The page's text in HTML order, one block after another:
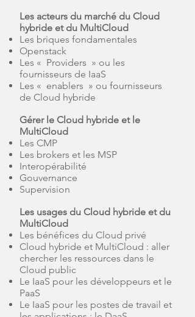
Les acteurs du marché du Cloud
hybride et du MultiCloud
Les briques fondamentales
Openstack
Les « Providers » ou les
fournisseurs de IaaS
Les « enablers » ou fournisseurs
de Cloud hybride
Gérer le Cloud hybride et le
MultiCloud
Les CMP
Les brokers et les MSP
Interopérabilité
Gouvernance
Supervision
Les usages du Cloud hybride et du
MultiCloud
Les bénéfices du Cloud privé
Cloud hybride et MultiCloud : aller
chercher les ressources dans le
Cloud public
Le IaaS pour les développeurs et le
PaaS
Le IaaS pour les postes de travail et